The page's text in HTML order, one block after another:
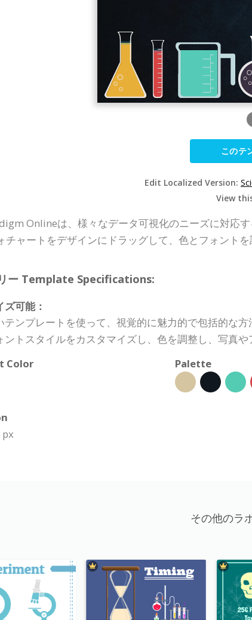
このテ
Edit Localized Version:
View
Onlineは、様々なデータ可視化のニーズに対応
チャートをデザインにドラッグして、色とフォント
ー Template Specifications:
可能：
テンプレートを使って、視覚的に魅力的で包括的な
ントスタイルをカスタマイズし、色を調整し、写真
Color
Palette
その他のラ